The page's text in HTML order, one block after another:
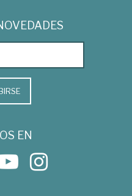
EN